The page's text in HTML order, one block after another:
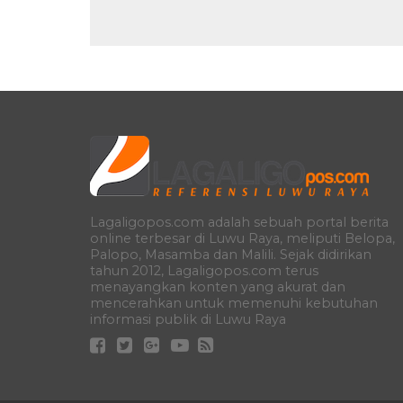
Lagaligopos.com adalah sebuah portal berita
online terbesar di Luwu Raya, meliputi Belopa,
Palopo, Masamba dan Malili. Sejak didirikan
tahun 2012, Lagaligopos.com terus
menayangkan konten yang akurat dan
mencerahkan untuk memenuhi kebutuhan
informasi publik di Luwu Raya